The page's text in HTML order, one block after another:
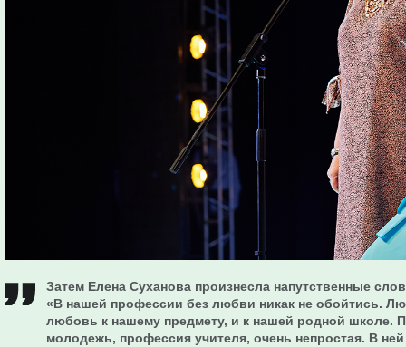
Затем Елена Суханова произнесла напутственные
«В нашей профессии без любви никак не обойтись.
любовь к нашему предмету, и к нашей родной школе.
молодежь, профессия учителя, очень непростая. В